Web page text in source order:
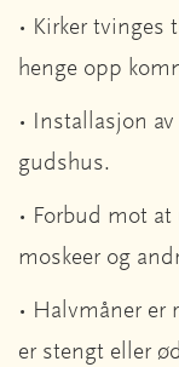
• Kirker tvinges
henge opp
• Installasjon
gudshus.
• Forbud mot
moskeer og
• Halvmåner er
er stengt eller